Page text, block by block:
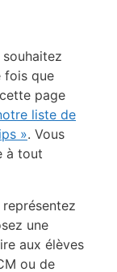
fois que
page
liste de
». Vous
à tout
une
aux élèves
ou de